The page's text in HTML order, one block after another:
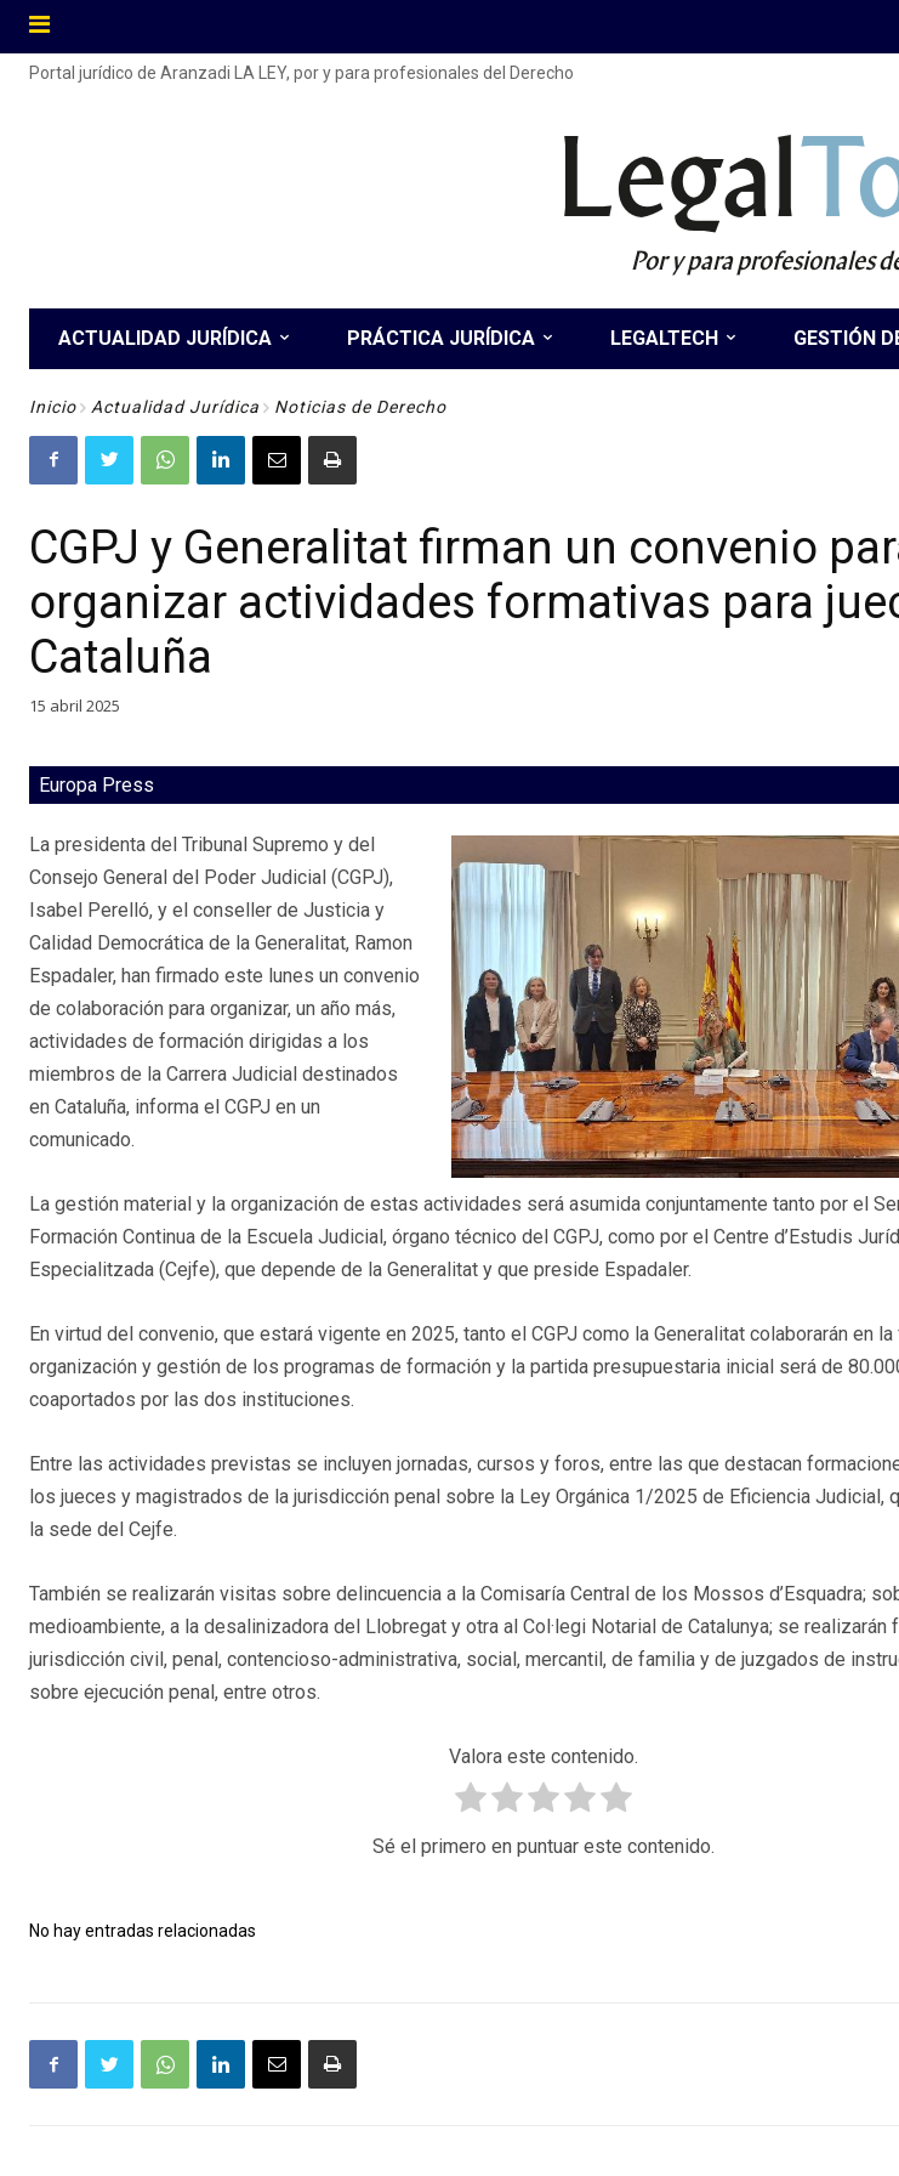
Portal jurídico de Aranzadi LA LEY, por y para profesionales del Derecho
Legal
Por y para profesionales
ACTUALIDAD JURÍDICA PRÁCTICA JURÍDICA LEGALTECH GESTIÓN
Inicio Actualidad Jurídica Noticias de Derecho
CGPJ y Generalitat firman un convenio
organizar actividades formativas para
Cataluña
15 abril 2025
Europa Press
La presidenta del Tribunal Supremo y del
Consejo General del Poder Judicial (CGPJ),
Isabel Perelló, y el conseller de Justicia y
Calidad Democrática de la Generalitat, Ramon
Espadaler, han firmado este lunes un convenio
de colaboración para organizar, un año más,
actividades de formación dirigidas a los
miembros de la Carrera Judicial destinados
en Cataluña, informa el CGPJ en un
comunicado.
La gestión material y la organización de estas actividades será asumida conjuntamente tanto por el
Formación Continua de la Escuela Judicial, órgano técnico del CGPJ, como por el Centre d’Estudis
Especialitzada (Cejfe), que depende de la Generalitat y que preside Espadaler.
En virtud del convenio, que estará vigente en 2025, tanto el CGPJ como la Generalitat colaborarán en la
organización y gestión de los programas de formación y la partida presupuestaria inicial será de
coaportados por las dos instituciones.
Entre las actividades previstas se incluyen jornadas, cursos y foros, entre las que destacan
los jueces y magistrados de la jurisdicción penal sobre la Ley Orgánica 1/2025 de Eficiencia Judicial,
la sede del Cejfe.
También se realizarán visitas sobre delincuencia a la Comisaría Central de los Mossos d’Esquadra;
medioambiente, a la desalinizadora del Llobregat y otra al Col·legi Notarial de Catalunya; se realizarán
jurisdicción civil, penal, contencioso-administrativa, social, mercantil, de familia y de juzgados de
sobre ejecución penal, entre otros.
Valora este contenido.
Sé el primero en puntuar este contenido.
No hay entradas relacionadas